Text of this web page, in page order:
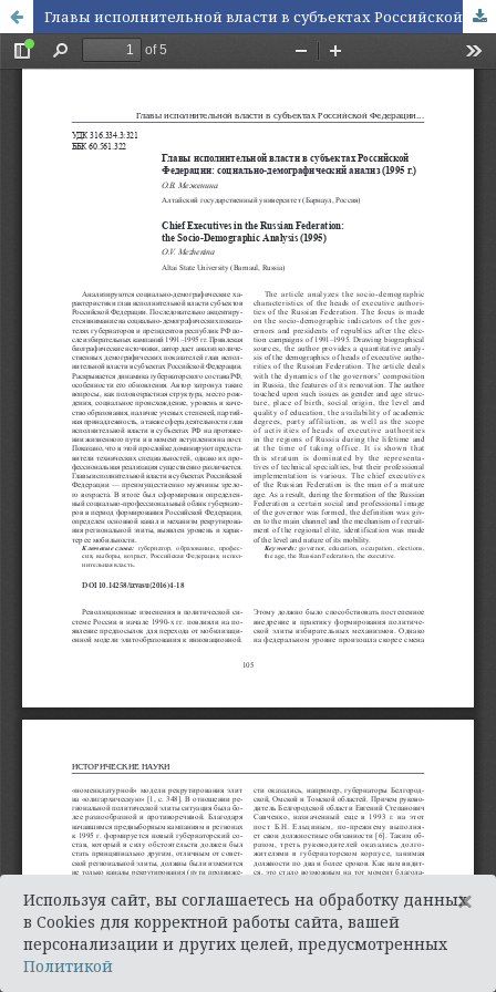
Главы исполнительной власти в субъектах Российской Федерации: социально-демографический анализ (1995 г.)
Используя сайт, вы соглашаетесь на обработку данных
в Cookies для корректной работы сайта, вашей
персонализации и других целей, предусмотренных
Политикой
×